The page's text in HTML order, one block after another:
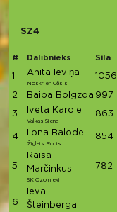
SZ4
# Dalībnieks Sila
1 Anita Ieviņa
Noskrien Cēsis
1056
2 Baiba Bolgzda 997
3 Iveta Karole
Valkas Siena
863
4 Ilona Balode
Žiglais Ronis
854
5
Raisa
Marčinkus
SK Ozolnieki
782
6
Ieva
Šteinberga